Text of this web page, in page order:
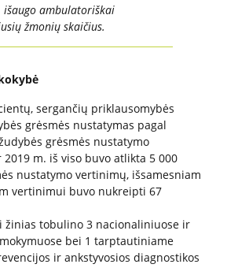
taisyklės (informacija
išaugo ambulatoriškai
žmonių skaičius.
sergančių priklausomybės
grėsmės nustatymas pagal
grėsmės nustatymo
2019 m. iš viso buvo atlikta 5 000
nustatymo vertinimų, išsamesniam
vertinimui buvo nukreipti 67
žinias tobulino 3 nacionaliniuose ir
bei 1 tarptautiniame
ir ankstyvosios diagnostikos